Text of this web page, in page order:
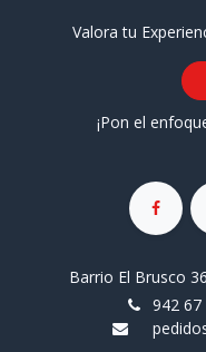
Valora tu
¡Pon el
Barrio El Brusco
942 67